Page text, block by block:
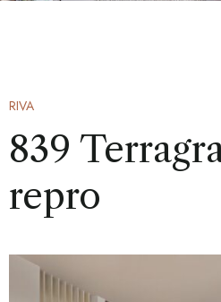
RIVA
839
repro